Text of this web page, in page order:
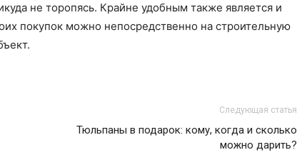
не торопясь. Крайне удобным также является и
покупок можно непосредственно на строительную
Следующая статья
Тюльпаны в подарок: кому, когда и сколько
можно дарить?